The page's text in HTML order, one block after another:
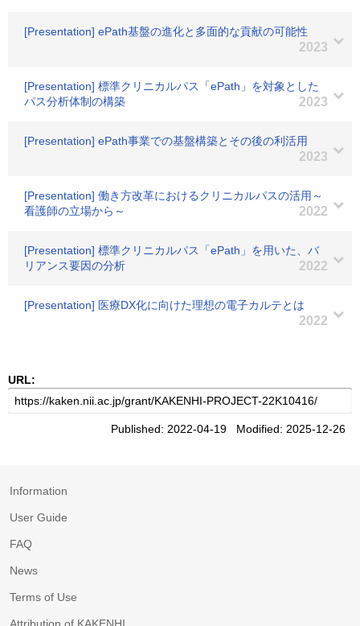
[Presentation] ePath基盤の進化と多面的な貢献の可能性
2023
[Presentation] 標準クリニカルパス「ePath」を対象とした
パス分析体制の構築
2023
[Presentation] ePath事業での基盤構築とその後の利活用
2023
[Presentation] 働き方改革におけるクリニカルパスの活用～
看護師の立場から～
2022
[Presentation] 標準クリニカルパス「ePath」を用いた、バ
リアンス要因の分析
2022
[Presentation] 医療DX化に向けた理想の電子カルテとは
2022
URL:
Published: 2022-04-19 Modified: 2025-12-26
Information
User Guide
FAQ
News
Terms of Use